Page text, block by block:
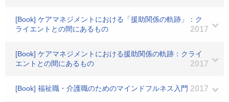
[Book] ケアマネジメントにおける「援助関係の軌跡」：ク
ライエントとの間にあるもの
2017
[Book] ケアマネジメントにおける援助関係の軌跡：クライ
エントとの間にあるもの
2017
[Book] 福祉職・介護職のためのマインドフルネス入門 2017